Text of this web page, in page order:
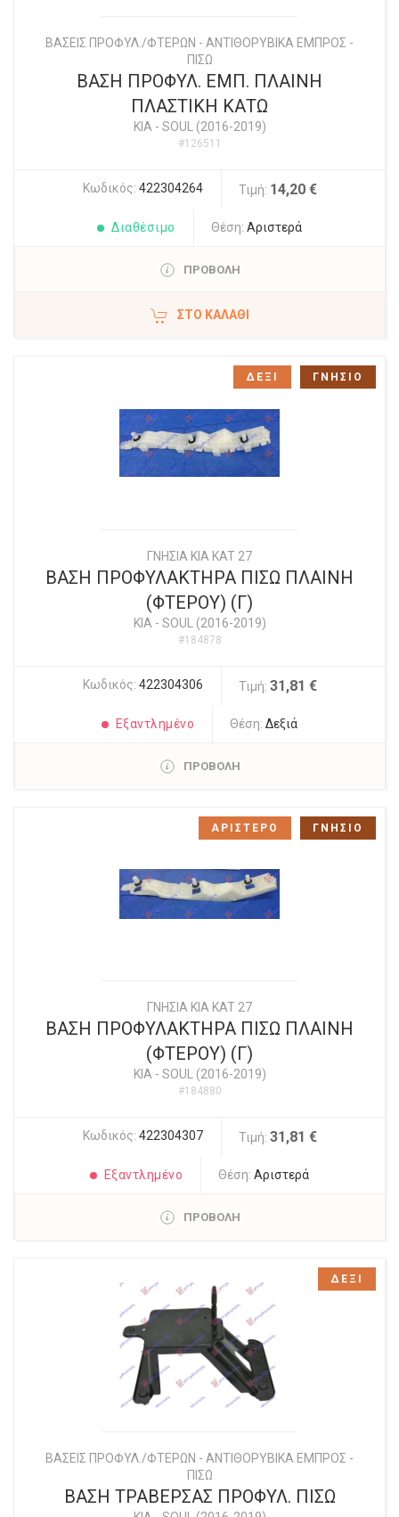
ΒΑΣΕΙΣ ΠΡΟΦΥΛ./ΦΤΕΡΩΝ - ΑΝΤΙΘΟΡΥΒΙΚΑ ΕΜΠΡΟΣ -
ΠΙΣΩ
ΒΑΣΗ ΠΡΟΦΥΛ. ΕΜΠ. ΠΛΑΙΝΗ
ΠΛΑΣΤΙΚΗ ΚΑΤΩ
KIA - SOUL (2016-2019)
#126511
Κωδικός: 422304264 Τιμή: 14,20 €
Διαθέσιμο Θέση: Αριστερά
ΠΡΟΒΟΛΗ
ΣΤΟ ΚΑΛΆΘΙ
ΓΝΗΣΙΑ KIA KAT 27
ΒΑΣΗ ΠΡΟΦΥΛΑΚΤΗΡΑ ΠΙΣΩ ΠΛΑΙΝΗ
(ΦΤΕΡΟΥ) (Γ)
KIA - SOUL (2016-2019)
#184878
Κωδικός: 422304306 Τιμή: 31,81 €
Εξαντλημένο Θέση:Δεξιά
ΠΡΟΒΟΛΗ
ΔΕΞΙ ΓΝΗΣΙΟ
ΓΝΗΣΙΑ KIA KAT 27
ΒΑΣΗ ΠΡΟΦΥΛΑΚΤΗΡΑ ΠΙΣΩ ΠΛΑΙΝΗ
(ΦΤΕΡΟΥ) (Γ)
KIA - SOUL (2016-2019)
#184880
Κωδικός: 422304307 Τιμή: 31,81 €
Εξαντλημένο Θέση:Αριστερά
ΠΡΟΒΟΛΗ
ΑΡΙΣΤΕΡΟ ΓΝΗΣΙΟ
ΒΑΣΕΙΣ ΠΡΟΦΥΛ./ΦΤΕΡΩΝ - ΑΝΤΙΘΟΡΥΒΙΚΑ ΕΜΠΡΟΣ -
ΠΙΣΩ
ΒΑΣΗ ΤΡΑΒΕΡΣΑΣ ΠΡΟΦΥΛ. ΠΙΣΩ
ΔΕΞΙ